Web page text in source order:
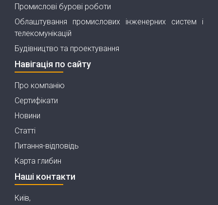
Промислові бурові роботи
Облаштування промислових інженерних систем і
телекомунікацій
Будівництво та проектування
Навігація по сайту
Про компанію
Сертифікати
Новини
Статті
Питання-відповідь
Карта глибин
Наші контакти
Київ,